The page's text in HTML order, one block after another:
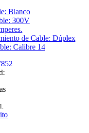
Blanco
300V
de Cable: Dúplex
Calibre 14